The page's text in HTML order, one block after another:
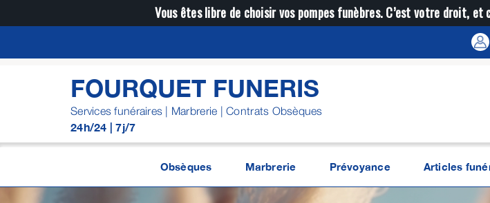
au
Vous êtes libre de choisir vos pompes funèbres. C’est votre droit, et
FOURQUET FUNERIS
Services funéraires | Marbrerie | Contrats Obsèques
24h/24 | 7j/7
Obsèques Marbrerie Prévoyance Articles